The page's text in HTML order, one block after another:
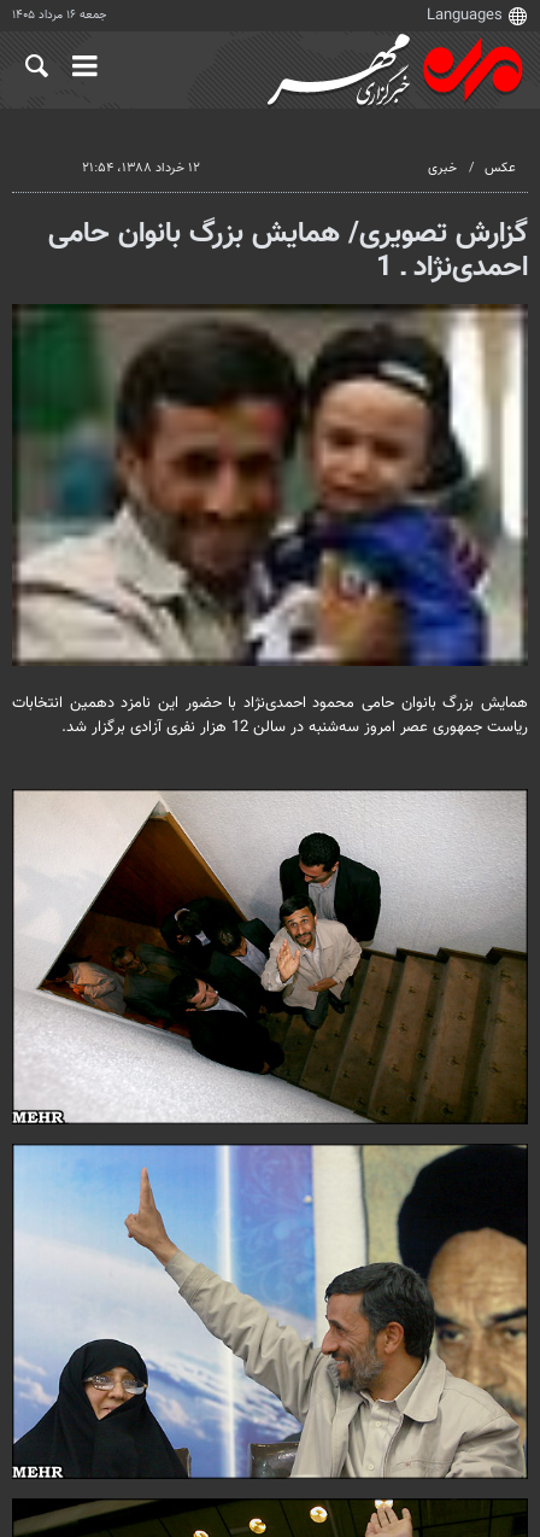
جمعه ۱۶ مرداد ۱۴۰۵
عکس خبری ۱۲ خرداد ۱۳۸۸، ۲۱:۵۴
گزارش تصویری/ همایش بزرگ بانوان حامی
احمدی‌نژاد ـ 1
همایش بزرگ بانوان حامی محمود احمدی‌نژاد با حضور این نامزد دهمین انتخابات
ریاست جمهوری عصر امروز سه‌شنبه در سالن 12 هزار نفری آزادی برگزار شد.